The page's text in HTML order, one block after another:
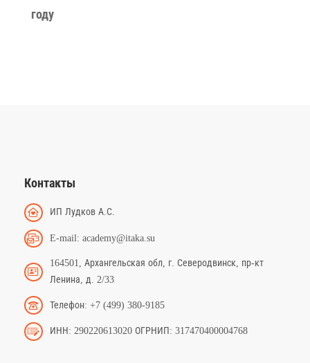
году
Контакты
ИП Лудков А.С.
E-mail: academy@itaka.su
164501, Архангельская обл, г. Северодвинск, пр-кт
Ленина, д. 2/33
Телефон: +7 (499) 380-9185
ИНН: 290220613020 ОГРНИП: 317470400004768